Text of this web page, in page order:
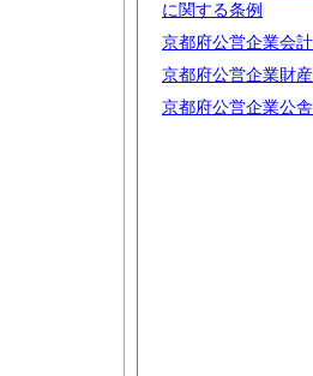
に関する条例
京都府公営企業会
京都府公営企業財
京都府公営企業公